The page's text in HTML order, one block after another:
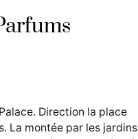
Direction la place
La montée par les jardins